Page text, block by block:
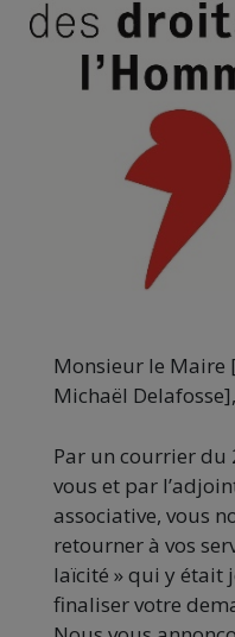
Monsieur le Maire
Michaël Delafosse],
Par un courrier du
vous et par
associative, vous
retourner à vos
laïcité » qui y était
finaliser votre